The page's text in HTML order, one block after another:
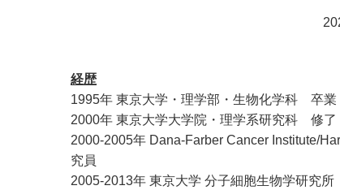
経歴
1995年 東京大学・理学部・生物化学科 卒業
2000年 東京大学大学院・理学系研究科 修
2000-2005年 Dana-Farber Cancer Institute/
究員
2005-2013年 東京大学 分子細胞生物学研究所